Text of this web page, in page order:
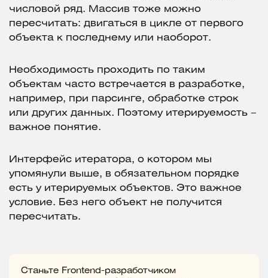
числовой ряд. Массив тоже можно
пересчитать: двигаться в цикле от первого
объекта к последнему или наоборот.
Необходимость проходить по таким
объектам часто встречается в разработке,
например, при парсинге, обработке строк
или других данных. Поэтому итерируемость –
важное понятие.
Интерфейс итератора, о котором мы
упомянули выше, в обязательном порядке
есть у итерируемых объектов. Это важное
условие. Без него объект не получится
пересчитать.
Станьте Frontend-разработчиком